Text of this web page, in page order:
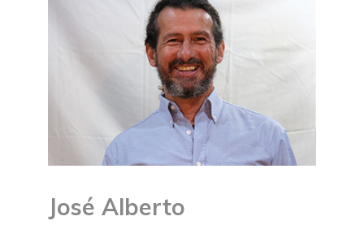
José Alberto